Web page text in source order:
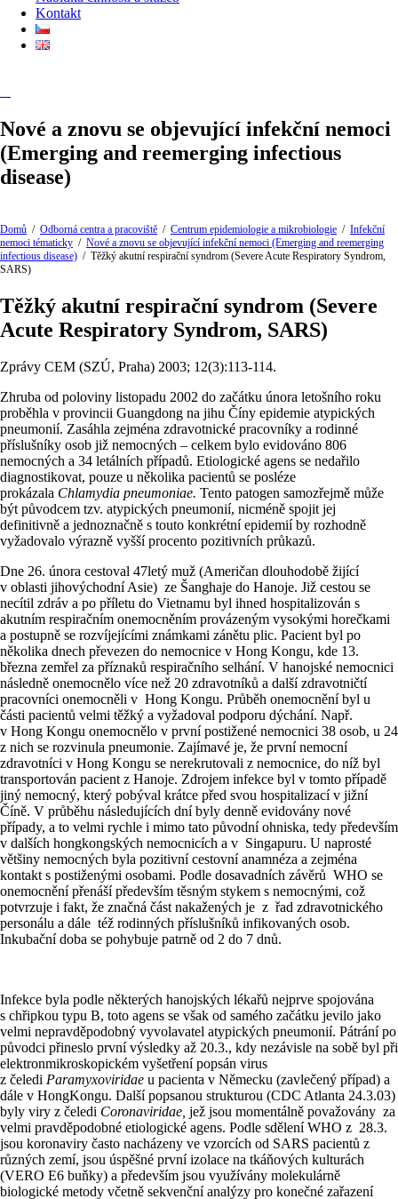
Kontakt
Nové a znovu se objevující infekční nemoci
(Emerging and reemerging infectious
disease)
Domů / Odborná centra a pracoviště / Centrum epidemiologie a mikrobiologie / Infekční
nemoci tématicky / Nové a znovu se objevující infekční nemoci (Emerging and reemerging
infectious disease) / Těžký akutní respirační syndrom (Severe Acute Respiratory Syndrom,
SARS)
Těžký akutní respirační syndrom (Severe
Acute Respiratory Syndrom, SARS)
Zprávy CEM (SZÚ, Praha) 2003; 12(3):113-114.
Zhruba od poloviny listopadu 2002 do začátku února letošního roku
proběhla v provincii Guangdong na jihu Číny epidemie atypických
pneumonií. Zasáhla zejména zdravotnické pracovníky a rodinné
příslušníky osob již nemocných – celkem bylo evidováno 806
nemocných a 34 letálních případů. Etiologické agens se nedařilo
diagnostikovat, pouze u několika pacientů se posléze
prokázala Chlamydia pneumoniae. Tento patogen samozřejmě může
být původcem tzv. atypických pneumonií, nicméně spojit jej
definitivně a jednoznačně s touto konkrétní epidemií by rozhodně
vyžadovalo výrazně vyšší procento pozitivních průkazů.
Dne 26. února cestoval 47letý muž (Američan dlouhodobě žijící
v oblasti jihovýchodní Asie) ze Šanghaje do Hanoje. Již cestou se
necítil zdráv a po příletu do Vietnamu byl ihned hospitalizován s
akutním respiračním onemocněním provázeným vysokými horečkami
a postupně se rozvíjejícími známkami zánětu plic. Pacient byl po
několika dnech převezen do nemocnice v Hong Kongu, kde 13.
března zemřel za příznaků respiračního selhání. V hanojské nemocnici
následně onemocnělo více než 20 zdravotníků a další zdravotničtí
pracovníci onemocněli v Hong Kongu. Průběh onemocnění byl u
části pacientů velmi těžký a vyžadoval podporu dýchání. Např.
v Hong Kongu onemocnělo v první postižené nemocnici 38 osob, u 24
z nich se rozvinula pneumonie. Zajímavé je, že první nemocní
zdravotníci v Hong Kongu se nerekrutovali z nemocnice, do níž byl
transportován pacient z Hanoje. Zdrojem infekce byl v tomto případě
jiný nemocný, který pobýval krátce před svou hospitalizací v jižní
Číně. V průběhu následujících dní byly denně evidovány nové
případy, a to velmi rychle i mimo tato původní ohniska, tedy především
v dalších hongkongských nemocnicích a v Singapuru. U naprosté
většiny nemocných byla pozitivní cestovní anamnéza a zejména
kontakt s postiženými osobami. Podle dosavadních závěrů WHO se
onemocnění přenáší především těsným stykem s nemocnými, což
potvrzuje i fakt, že značná část nakažených je z řad zdravotnického
personálu a dále též rodinných příslušníků infikovaných osob.
Inkubační doba se pohybuje patrně od 2 do 7 dnů.
Infekce byla podle některých hanojských lékařů nejprve spojována
s chřipkou typu B, toto agens se však od samého začátku jevilo jako
velmi nepravděpodobný vyvolavatel atypických pneumonií. Pátrání po
původci přineslo první výsledky až 20.3., kdy nezávisle na sobě byl při
elektronmikroskopickém vyšetření popsán virus
z čeledi Paramyxoviridae u pacienta v Německu (zavlečený případ) a
dále v HongKongu. Další popsanou strukturou (CDC Atlanta 24.3.03)
byly viry z čeledi Coronaviridae, jež jsou momentálně považovány za
velmi pravděpodobné etiologické agens. Podle sdělení WHO z 28.3.
jsou koronaviry často nacházeny ve vzorcích od SARS pacientů z
různých zemí, jsou úspěšné první izolace na tkáňových kulturách
(VERO E6 buňky) a především jsou využívány molekulárně
biologické metody včetně sekvenční analýzy pro konečné zařazení